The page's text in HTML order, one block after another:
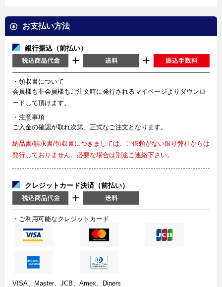
お支払い方法
銀行振込（前払い）
・領収書について
会員様も非会員様もご注文時に発行されるマイページよりダウンロ
ードして頂けます。
・注意事項
ご入金の確認が取れ次第、正式なご注文となります。
納品書/請求書/領収書につきましては、ご依頼がない限り弊社からは
発行しておりません。必要な場合は別途ご連絡下さい。
クレジットカード決済（前払い）
・ご利用可能なクレジットカード
VISA、Master、JCB、Amex、Diners